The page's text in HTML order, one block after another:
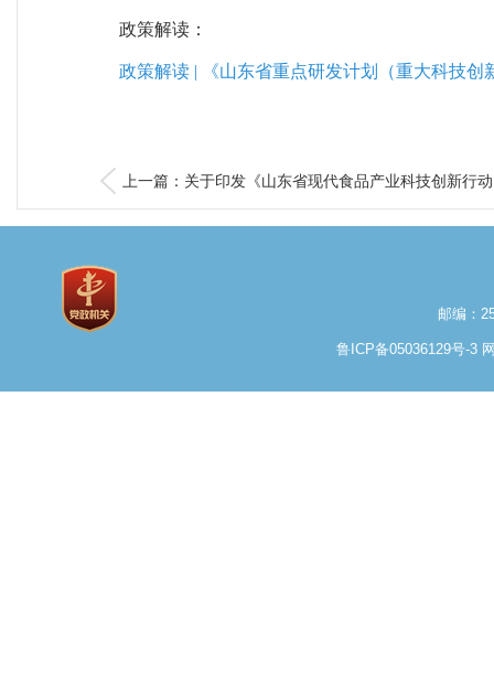
政策解读：
政策解读 | 《山东省重点研发计划（重大科技创
上一篇：关于印发《山东省现代食品产业科技创新行
邮编：
鲁ICP备05036129号-3